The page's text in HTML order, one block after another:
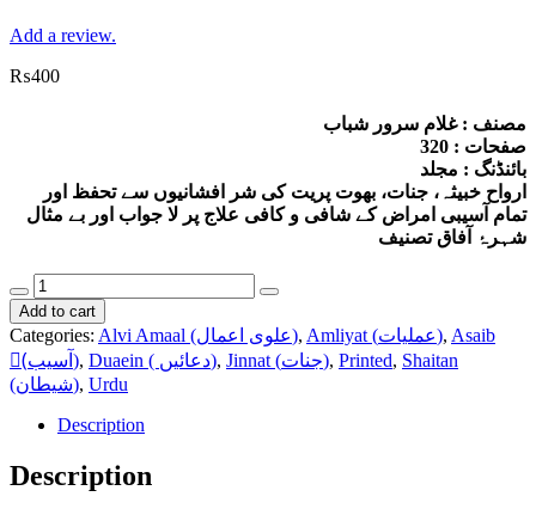
Add a review.
₨400
مصنف : غلام سرور شباب
صفحات : 320
بائنڈنگ : مجلد
ارواح خبیثہ، جنات، بھوت پریت کی شر افشانیوں سے تحفظ اور
تمام آسیبی امراض کے شافی و کافی علاج پر لا جواب اور بے مثال
شہرۂ آفاق تصنیف
Asaibi
Quwwaton
Sy
Nijat
(آسیبی
قوتوں
سے
نجات)
quantity
Add to cart
Categories: Alvi Amaal (علوی اعمال), Amliyat (عملیات), Asaib
(ٓآسیب), Duaein ( دعائیں), Jinnat (جنات), Printed, Shaitan
(شیطان), Urdu
Description
Description